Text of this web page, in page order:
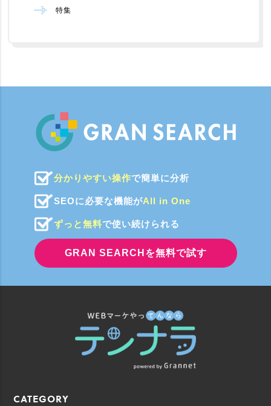
特集
分かりやすい操作で簡単に分析
SEOに必要な機能がAll in One
ずっと無料で使い続けられる
GRAN SEARCHを無料で試す
CATEGORY